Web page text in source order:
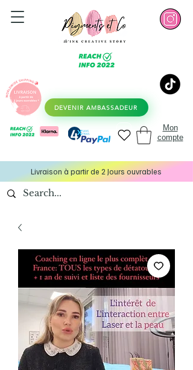
DEVENIR AMBASSADEUR
Mon
compte
Livraison à partir de 2 Jours ouvrables